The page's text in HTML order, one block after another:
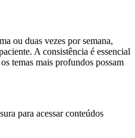
ou duas vezes por semana,
A consistência é essencial
temas mais profundos possam
para acessar conteúdos